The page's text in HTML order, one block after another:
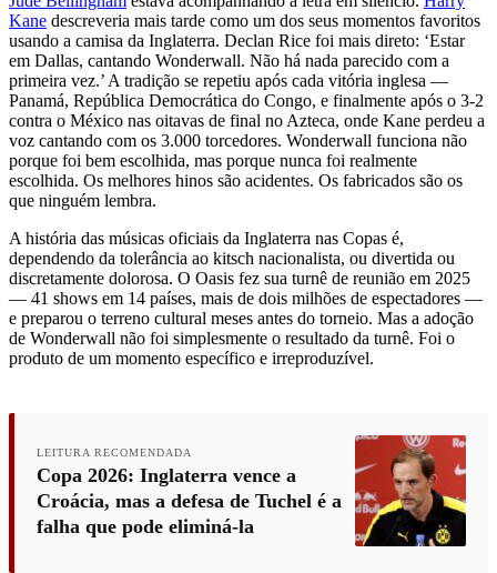
Kane descreveria mais tarde como um dos seus momentos favoritos
usando a camisa da Inglaterra. Declan Rice foi mais direto: ‘Estar
em Dallas, cantando Wonderwall. Não há nada parecido com a
primeira vez.’ A tradição se repetiu após cada vitória inglesa —
Panamá, República Democrática do Congo, e finalmente após o 3-2
contra o México nas oitavas de final no Azteca, onde Kane perdeu a
voz cantando com os 3.000 torcedores. Wonderwall funciona não
porque foi bem escolhida, mas porque nunca foi realmente
escolhida. Os melhores hinos são acidentes. Os fabricados são os
que ninguém lembra.
A história das músicas oficiais da Inglaterra nas Copas é,
dependendo da tolerância ao kitsch nacionalista, ou divertida ou
discretamente dolorosa. O Oasis fez sua turnê de reunião em 2025
— 41 shows em 14 países, mais de dois milhões de espectadores —
e preparou o terreno cultural meses antes do torneio. Mas a adoção
de Wonderwall não foi simplesmente o resultado da turnê. Foi o
produto de um momento específico e irreproduzível.
LEITURA RECOMENDADA
Copa 2026: Inglaterra vence a
Croácia, mas a defesa de Tuchel é a
falha que pode eliminá-la